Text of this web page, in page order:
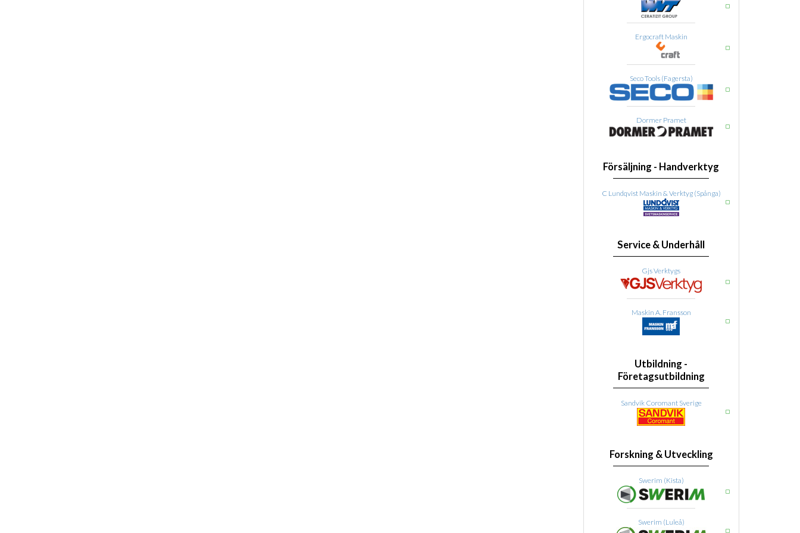
Ergocraft Maskin
Seco Tools (Fagersta)
Dormer Pramet
Försäljning - Handverktyg
C Lundqvist Maskin & Verktyg (Spånga)
Service & Underhåll
Gjs Verktygs
Maskin A. Fransson
Utbildning -
Företagsutbildning
Sandvik Coromant Sverige
Forskning & Utveckling
Swerim (Kista)
Swerim (Luleå)